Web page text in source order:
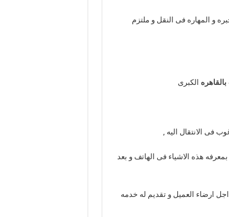
و المهاره فى النقل و ملتزم
الكبرى
فى الانتقال اليه ,
هذه الاشياء فى الهاتف و بعد
ارضاء العميل و تقديم له خدمه